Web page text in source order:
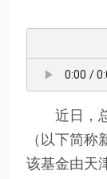
近日，
（以下简称
该基金由天